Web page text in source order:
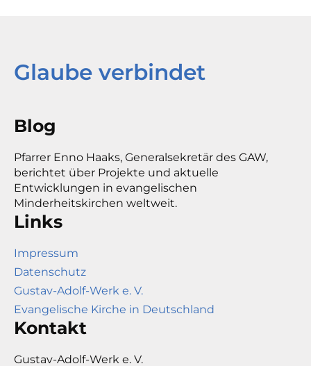
Glaube verbindet
Blog
Pfarrer Enno Haaks, Generalsekretär des GAW,
berichtet über Projekte und aktuelle
Entwicklungen in evangelischen
Minderheitskirchen weltweit.
Links
Impressum
Datenschutz
Gustav-Adolf-Werk e. V.
Evangelische Kirche in Deutschland
Kontakt
Gustav-Adolf-Werk e. V.